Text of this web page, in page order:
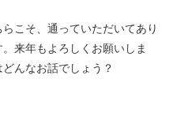
こそ、通っていただいてあり
来年もよろしくお願いしま
んなお話でしょう？